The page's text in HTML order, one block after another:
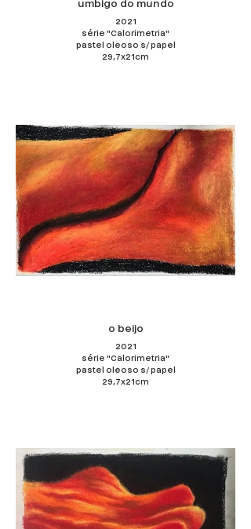
umbigo do mundo
2021
série "Calorimetria"
pastel oleoso s/ papel
29,7x21cm
o beijo
2021
série "Calorimetria"
pastel oleoso s/ papel
29,7x21cm